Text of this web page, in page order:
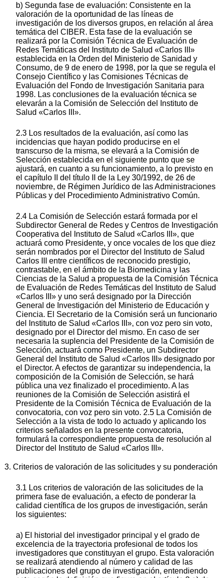
b) Segunda fase de evaluación: Consistente en la
valoración de la oportunidad de las líneas de
investigación de los diversos grupos, en relación al área
temática del CIBER. Esta fase de la evaluación se
realizará por la Comisión Técnica de Evaluación de
Redes Temáticas del Instituto de Salud «Carlos III»
establecida en la Orden del Ministerio de Sanidad y
Consumo, de 9 de enero de 1998, por la que se regula el
Consejo Científico y las Comisiones Técnicas de
Evaluación del Fondo de Investigación Sanitaria para
1998. Las conclusiones de la evaluación técnica se
elevarán a la Comisión de Selección del Instituto de
Salud «Carlos III».
2.3 Los resultados de la evaluación, así como las
incidencias que hayan podido producirse en el
transcurso de la misma, se elevará a la Comisión de
Selección establecida en el siguiente punto que se
ajustará, en cuanto a su funcionamiento, a lo previsto en
el capítulo II del título II de la Ley 30/1992, de 26 de
noviembre, de Régimen Jurídico de las Administraciones
Públicas y del Procedimiento Administrativo Común.
2.4 La Comisión de Selección estará formada por el
Subdirector General de Redes y Centros de Investigación
Cooperativa del Instituto de Salud «Carlos III», que
actuará como Presidente, y once vocales de los que diez
serán nombrados por el Director del Instituto de Salud
Carlos III entre científicos de reconocido prestigio,
contrastable, en el ámbito de la Biomedicina y las
Ciencias de la Salud a propuesta de la Comisión Técnica
de Evaluación de Redes Temáticas del Instituto de Salud
«Carlos III» y uno será designado por la Dirección
General de Investigación del Ministerio de Educación y
Ciencia. El Secretario de la Comisión será un funcionario
del Instituto de Salud «Carlos III», con voz pero sin voto,
designado por el Director del mismo. En caso de ser
necesaria la suplencia del Presidente de la Comisión de
Selección, actuará como Presidente, un Subdirector
General del Instituto de Salud «Carlos III» designado por
el Director. A efectos de garantizar su independencia, la
composición de la Comisión de Selección, se hará
pública una vez finalizado el procedimiento. A las
reuniones de la Comisión de Selección asistirá el
Presidente de la Comisión Técnica de Evaluación de la
convocatoria, con voz pero sin voto. 2.5 La Comisión de
Selección a la vista de todo lo actuado y aplicando los
criterios señalados en la presente convocatoria,
formulará la correspondiente propuesta de resolución al
Director del Instituto de Salud «Carlos III».
3. Criterios de valoración de las solicitudes y su ponderación
3.1 Los criterios de valoración de las solicitudes de la
primera fase de evaluación, a efecto de ponderar la
calidad científica de los grupos de investigación, serán
los siguientes:
a) El historial del investigador principal y el grado de
excelencia de la trayectoria profesional de todos los
investigadores que constituyan el grupo. Esta valoración
se realizará atendiendo al número y calidad de las
publicaciones del grupo de investigación, entendiendo